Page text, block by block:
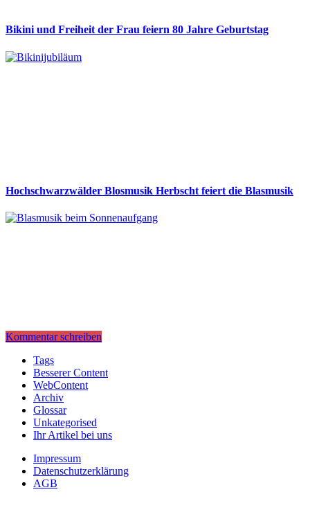
Bikini und Freiheit der Frau feiern 80 Jahre Geburtstag
Hochschwarzwälder Blosmusik Herbscht feiert die Blasmusik
Kommentar schreiben
Tags
Besserer Content
WebContent
Archiv
Glossar
Unkategorised
Ihr Artikel bei uns
Impressum
Datenschutzerklärung
AGB